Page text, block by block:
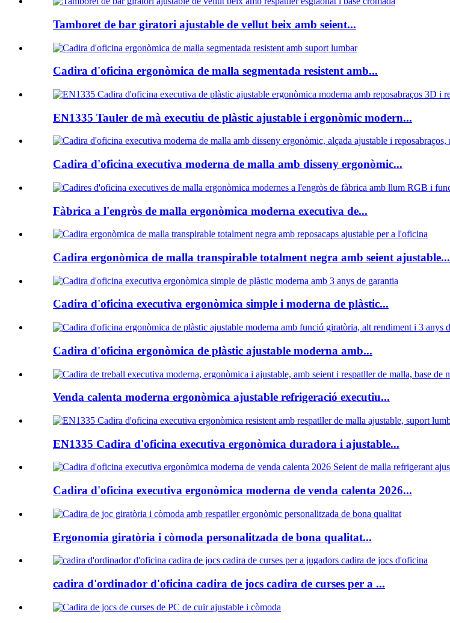
Tamboret de bar giratori ajustable de vellut beix amb seient...
Cadira d'oficina ergonòmica de malla segmentada resistent amb...
EN1335 Tauler de mà executiu de plàstic ajustable i ergonòmic modern...
Cadira d'oficina executiva moderna de malla amb disseny ergonòmic...
Fàbrica a l'engròs de malla ergonòmica moderna executiva de...
Cadira ergonòmica de malla transpirable totalment negra amb seient ajustable...
Cadira d'oficina executiva ergonòmica simple i moderna de plàstic...
Cadira d'oficina ergonòmica de plàstic ajustable moderna amb...
Venda calenta moderna ergonòmica ajustable refrigeració executiu...
EN1335 Cadira d'oficina executiva ergonòmica duradora i ajustable...
Cadira d'oficina executiva ergonòmica moderna de venda calenta 2026...
Ergonomia giratòria i còmoda personalitzada de bona qualitat...
cadira d'ordinador d'oficina cadira de jocs cadira de curses per a ...